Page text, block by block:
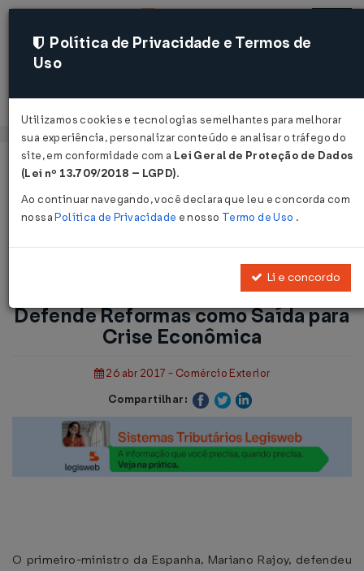
Acessar
Página Inicial
Notícias
para Crise Econômica...
Voltar
Primeiro-ministro da Espanha
Defende Reformas como Saída para
Crise Econômica
26 abr 2017 - Comércio Exterior
Compartilhar:
O primeiro-ministro da Espanha, Mariano Rajoy, defendeu
Política de Privacidade e Termos de
Uso
Utilizamos cookies e tecnologias semelhantes para melhorar
sua experiência, personalizar conteúdo e analisar o tráfego do
site, em conformidade com a Lei Geral de Proteção de Dados
(Lei nº 13.709/2018 – LGPD).
Ao continuar navegando, você declara que leu e concorda com
nossaPolítica de Privacidade e nosso Termo de Uso .
Li e concordo